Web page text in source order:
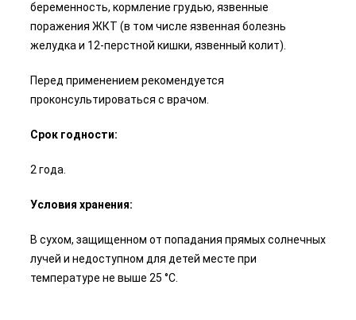
беременность, кормление грудью, язвенные
поражения ЖКТ (в том числе язвенная болезнь
желудка и 12-перстной кишки, язвенный колит).
Перед применением рекомендуется
проконсультироваться с врачом.
Срок годности:
2 года.
Условия хранения:
В сухом, защищенном от попадания прямых солнечных
лучей и недоступном для детей месте при
температуре не выше 25 °С.